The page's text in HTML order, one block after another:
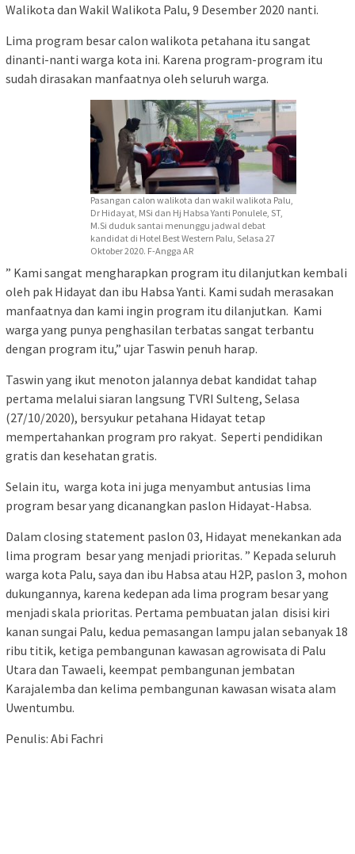
Walikota dan Wakil Walikota Palu, 9 Desember 2020 nanti.
Lima program besar calon walikota petahana itu sangat
dinanti-nanti warga kota ini. Karena program-program itu
sudah dirasakan manfaatnya oleh seluruh warga.
Pasangan calon walikota dan wakil walikota Palu,
Dr Hidayat, MSi dan Hj Habsa Yanti Ponulele, ST,
M.Si duduk santai menunggu jadwal debat
kandidat di Hotel Best Western Palu, Selasa 27
Oktober 2020. F-Angga AR
” Kami sangat mengharapkan program itu dilanjutkan kembali
oleh pak Hidayat dan ibu Habsa Yanti. Kami sudah merasakan
manfaatnya dan kami ingin program itu dilanjutkan. Kami
warga yang punya penghasilan terbatas sangat terbantu
dengan program itu,” ujar Taswin penuh harap.
Taswin yang ikut menoton jalannya debat kandidat tahap
pertama melalui siaran langsung TVRI Sulteng, Selasa
(27/10/2020), bersyukur petahana Hidayat tetap
mempertahankan program pro rakyat. Seperti pendidikan
gratis dan kesehatan gratis.
Selain itu, warga kota ini juga menyambut antusias lima
program besar yang dicanangkan paslon Hidayat-Habsa.
Dalam closing statement paslon 03, Hidayat menekankan ada
lima program besar yang menjadi prioritas. ” Kepada seluruh
warga kota Palu, saya dan ibu Habsa atau H2P, paslon 3, mohon
dukungannya, karena kedepan ada lima program besar yang
menjadi skala prioritas. Pertama pembuatan jalan disisi kiri
kanan sungai Palu, kedua pemasangan lampu jalan sebanyak 18
ribu titik, ketiga pembangunan kawasan agrowisata di Palu
Utara dan Tawaeli, keempat pembangunan jembatan
Karajalemba dan kelima pembangunan kawasan wisata alam
Uwentumbu.
Penulis: Abi Fachri